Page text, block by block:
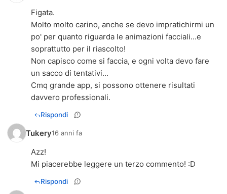
Figata.
Molto molto carino, anche se devo impratichirmi un
po' per quanto riguarda le animazioni facciali...e
soprattutto per il riascolto!
Non capisco come si faccia, e ogni volta devo fare
un sacco di tentativi...
Cmq grande app, si possono ottenere risultati
davvero professionali.
Rispondi
Tukery16 anni fa
Azz!
Mi piacerebbe leggere un terzo commento! :D
Rispondi